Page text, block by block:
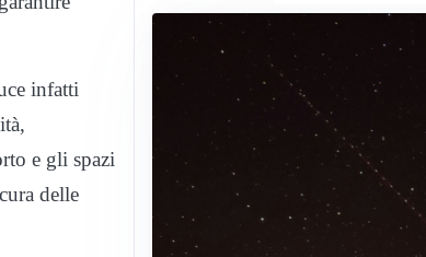
infatti
e gli spazi
delle